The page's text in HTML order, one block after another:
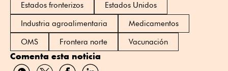
Estados fronterizos
Estados Unidos
Industria agroalimentaria
Medicamentos
OMS
Frontera norte Vacunación
Comenta esta noticia